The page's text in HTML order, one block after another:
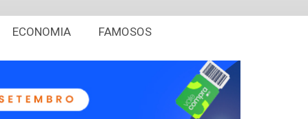
ECONOMIA FAMOSOS